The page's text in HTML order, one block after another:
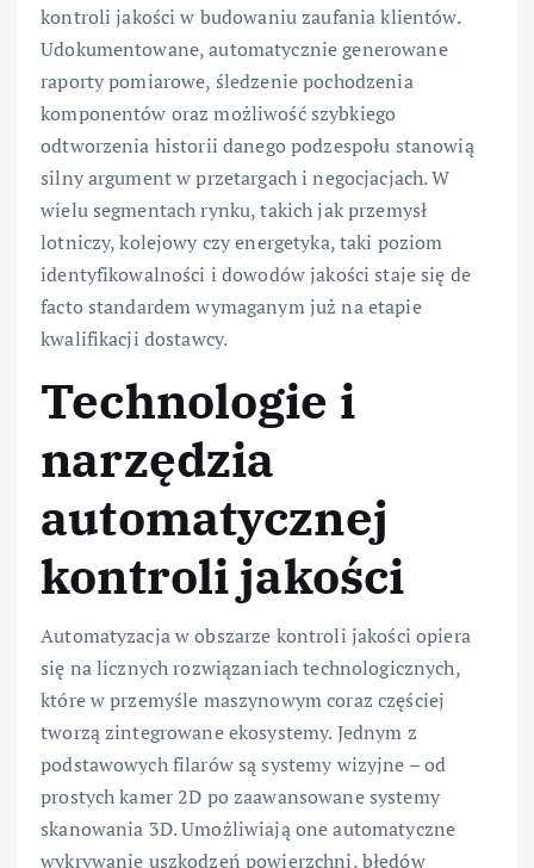
kontroli jakości w budowaniu zaufania klientów.
Udokumentowane, automatycznie generowane
raporty pomiarowe, śledzenie pochodzenia
komponentów oraz możliwość szybkiego
odtworzenia historii danego podzespołu stanowią
silny argument w przetargach i negocjacjach. W
wielu segmentach rynku, takich jak przemysł
lotniczy, kolejowy czy energetyka, taki poziom
identyfikowalności i dowodów jakości staje się de
facto standardem wymaganym już na etapie
kwalifikacji dostawcy.
Technologie i
narzędzia
automatycznej
kontroli jakości
Automatyzacja w obszarze kontroli jakości opiera
się na licznych rozwiązaniach technologicznych,
które w przemyśle maszynowym coraz częściej
tworzą zintegrowane ekosystemy. Jednym z
podstawowych filarów są systemy wizyjne – od
prostych kamer 2D po zaawansowane systemy
skanowania 3D. Umożliwiają one automatyczne
wykrywanie uszkodzeń powierzchni, błędów